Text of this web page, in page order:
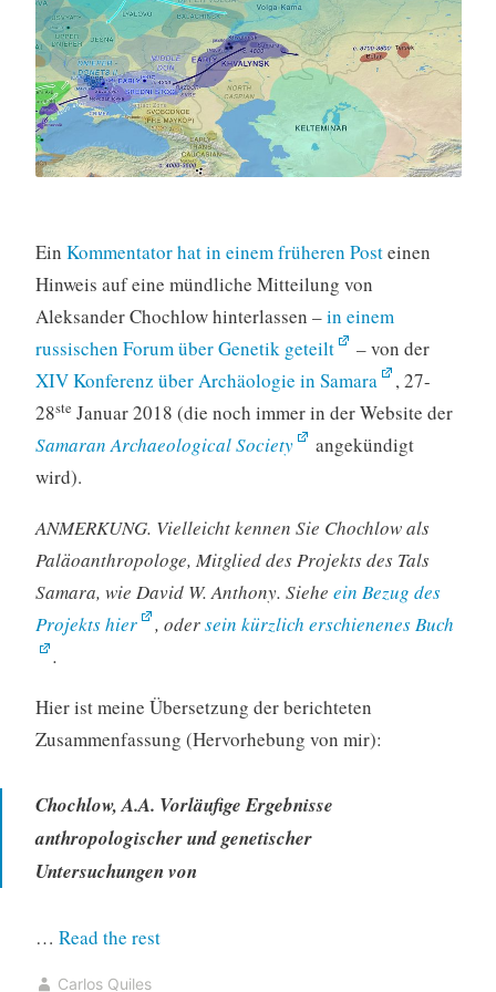
Ein Kommentator hat in einem früheren Posteinen
Hinweis auf eine mündliche Mitteilung von
Aleksander Chochlow hinterlassen –in einem
russischen Forum über Genetik geteilt
– von der
XIV Konferenz über Archäologie in Samara
, 27-
28ste Januar 2018 (die noch immer in der Website der
Samaran Archaeological Society
angekündigt
wird).
ANMERKUNG. Vielleicht kennen Sie Chochlow als
Paläoanthropologe, Mitglied des Projekts des Tals
Samara, wie David W. Anthony. Siehe ein Bezug des
Projekts hier
, odersein kürzlich erschienenes Buch
.
Hier ist meine Übersetzung der berichteten
Zusammenfassung (Hervorhebung von mir):
Chochlow, A.A. Vorläufige Ergebnisse
anthropologischer und genetischer
Untersuchungen von
… Read the rest
Carlos Quiles